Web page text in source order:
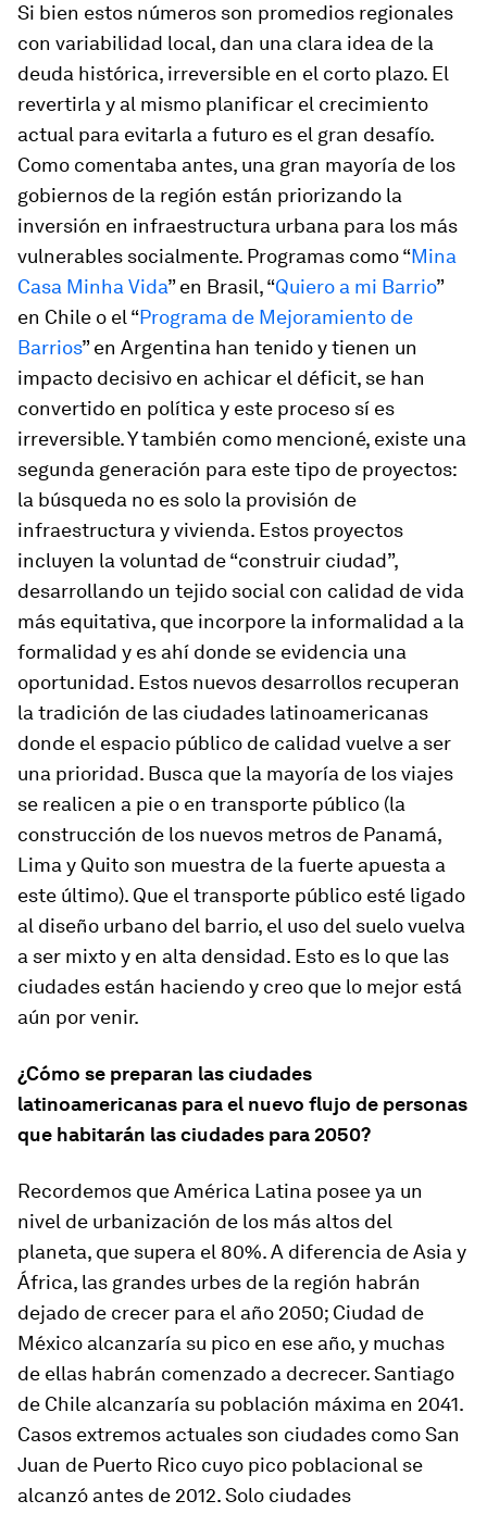
Si bien estos números son promedios regionales
con variabilidad local, dan una clara idea de la
deuda histórica, irreversible en el corto plazo. El
revertirla y al mismo planificar el crecimiento
actual para evitarla a futuro es el gran desafío.
Como comentaba antes, una gran mayoría de los
gobiernos de la región están priorizando la
inversión en infraestructura urbana para los más
vulnerables socialmente. Programas como “Mina
Casa Minha Vida” en Brasil, “Quiero a mi Barrio”
en Chile o el “Programa de Mejoramiento de
Barrios” en Argentina han tenido y tienen un
impacto decisivo en achicar el déficit, se han
convertido en política y este proceso sí es
irreversible. Y también como mencioné, existe una
segunda generación para este tipo de proyectos:
la búsqueda no es solo la provisión de
infraestructura y vivienda. Estos proyectos
incluyen la voluntad de “construir ciudad”,
desarrollando un tejido social con calidad de vida
más equitativa, que incorpore la informalidad a la
formalidad y es ahí donde se evidencia una
oportunidad. Estos nuevos desarrollos recuperan
la tradición de las ciudades latinoamericanas
donde el espacio público de calidad vuelve a ser
una prioridad. Busca que la mayoría de los viajes
se realicen a pie o en transporte público (la
construcción de los nuevos metros de Panamá,
Lima y Quito son muestra de la fuerte apuesta a
este último). Que el transporte público esté ligado
al diseño urbano del barrio, el uso del suelo vuelva
a ser mixto y en alta densidad. Esto es lo que las
ciudades están haciendo y creo que lo mejor está
aún por venir.
¿Cómo se preparan las ciudades
latinoamericanas para el nuevo flujo de personas
que habitarán las ciudades para 2050?
Recordemos que América Latina posee ya un
nivel de urbanización de los más altos del
planeta, que supera el 80%. A diferencia de Asia y
África, las grandes urbes de la región habrán
dejado de crecer para el año 2050; Ciudad de
México alcanzaría su pico en ese año, y muchas
de ellas habrán comenzado a decrecer. Santiago
de Chile alcanzaría su población máxima en 2041.
Casos extremos actuales son ciudades como San
Juan de Puerto Rico cuyo pico poblacional se
alcanzó antes de 2012. Solo ciudades